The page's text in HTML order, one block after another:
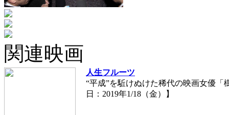
関連映画
人生フルーツ
“平成”を駈けぬけた稀代の映画女優
日：2019年1/18（金）】